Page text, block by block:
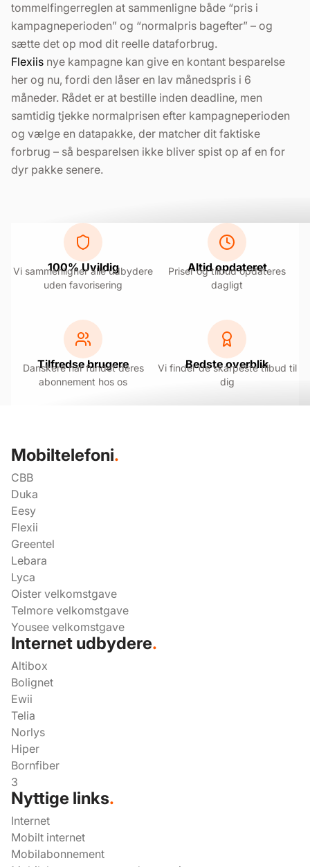
tommelfingerreglen at sammenligne både “pris i
kampagneperioden” og “normalpris bagefter” – og
sætte det op mod dit reelle dataforbrug.
Flexiis nye kampagne kan give en kontant besparelse
her og nu, fordi den låser en lav månedspris i 6
måneder. Rådet er at bestille inden deadline, men
samtidig tjekke normalprisen efter kampagneperioden
og vælge en datapakke, der matcher dit faktiske
forbrug – så besparelsen ikke bliver spist op af en for
dyr pakke senere.
100% Uvildig
Vi sammenligner alle udbydere
uden favorisering
Altid opdateret
Priser og tilbud opdateres
dagligt
Tilfredse brugere
Danskere har fundet deres
abonnement hos os
Bedste overblik
Vi finder de skarpeste tilbud til
dig
Mobiltelefoni.
CBB
Duka
Eesy
Flexii
Greentel
Lebara
Lyca
Oister velkomstgave
Telmore velkomstgave
Yousee velkomstgave
Internet udbydere.
Altibox
Bolignet
Ewii
Telia
Norlys
Hiper
Bornfiber
3
Nyttige links.
Internet
Mobilt internet
Mobilabonnement